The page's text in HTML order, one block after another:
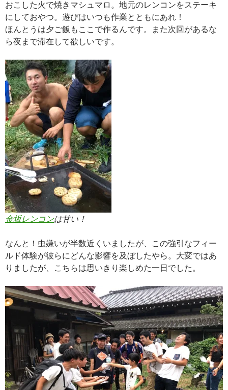
おこした火で焼きマシュマロ。地元のレンコンをステーキ
にしておやつ。遊びはいつも作業とともにあれ！
ほんとうは夕ご飯もここで作るんです。また次回があるな
ら夜まで滞在して欲しいです。
金坂レンコンは甘い！
なんと！虫嫌いが半数近くいましたが、この強引なフィー
ルド体験が彼らにどんな影響を及ぼしたやら。大変ではあ
りましたが、こちらは思いきり楽しめた一日でした。